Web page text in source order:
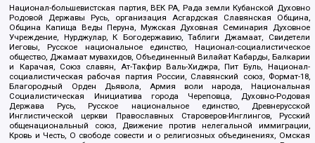
Национал-большевистская партия, ВЕК РА, Рада земли Кубанской Духовно
Родовой Державы Русь, организация Асгардская Славянская Община,
Община Капища Веды Перуна, Мужская Духовная Семинария Духовное
Учреждение, Нурджулар, К Богодержавию, Таблиги Джамаат, Свидетели
Иеговы, Русское национальное единство, Национал-социалистическое
общество, Джамаат мувахидов, Объединенный Вилайат Кабарды, Балкарии
и Карачая, Союз славян, Ат-Такфир Валь-Хиджра, Пит Буль, Национал-
социалистическая рабочая партия России, Славянский союз, Формат-18,
Благородный Орден Дьявола, Армия воли народа, Национальная
Социалистическая Инициатива города Череповца, Духовно-Родовая
Держава Русь, Русское национальное единство, Древнерусской
Инглистической церкви Православных Староверов-Инглингов, Русский
общенациональный союз, Движение против нелегальной иммиграции,
Кровь и Честь, О свободе совести и о религиозных объединениях, Омская